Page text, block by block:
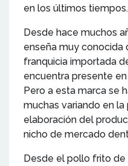
en los últimos tiempos.
Desde hace muchos
enseña muy conocida
franquicia importada
encuentra presente
Pero a esta marca se
muchas variando en
elaboración del
nicho de mercado
Desde el pollo frito de